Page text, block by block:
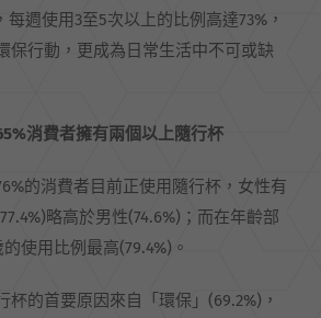
每週使用3至5次以上的比例高達73%，
保行動，更成為日常生活中不可或缺
消費者擁有兩個以上隨行杯
的消費者目前正使用隨行杯，女性有
略高於男性(74.6%)；而在年齡部
使用比例最高(79.4%)。
杯的首要原因來自「環保」(69.2%)，